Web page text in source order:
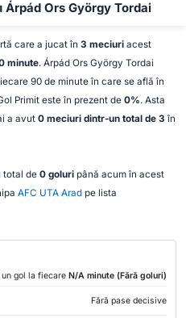
Ors György Tordai
care a jucat în 3 meciuriacest
minute. Árpád Ors György Tordai
90 de minute în care se află în
Primit este în prezent de 0%. Asta
a avut 0 meciuri dintr-un total de 3 în
total de 0 goluripână acum în acest
AFC UTA Aradpe lista
gol la fiecare N/A minute (Fără goluri)
Fără pase decisive